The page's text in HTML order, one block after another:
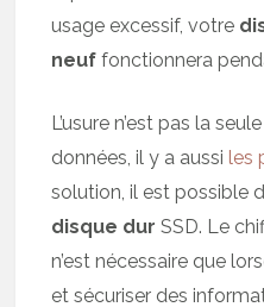
usage excessif, votre
neuf fonctionnera
L’usure n’est pas la
données, il y a aussi les
solution, il est possible
disque dur SSD. Le
n’est nécessaire que
et sécuriser des